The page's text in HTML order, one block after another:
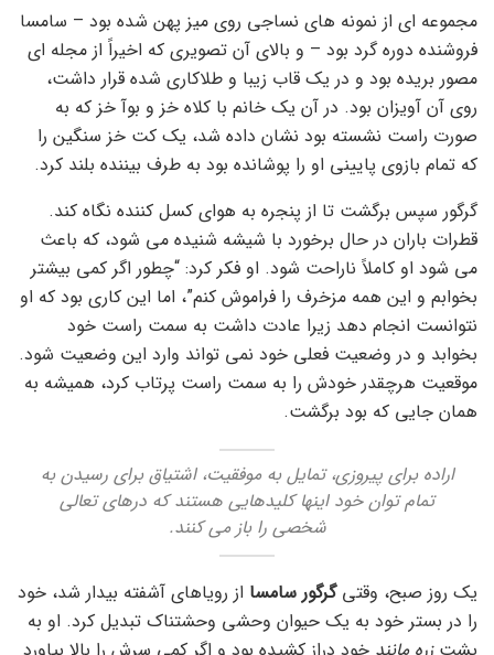
مجموعه ای از نمونه های نساجی روی میز پهن شده بود – سامسا
فروشنده دوره گرد بود – و بالای آن تصویری که اخیراً از مجله ای
مصور بریده بود و در یک قاب زیبا و طلاکاری شده قرار داشت،
روی آن آویزان بود. در آن یک خانم با کلاه خز و بوآ خز که به
صورت راست نشسته بود نشان داده شد، یک کت خز سنگین را
که تمام بازوی پایینی او را پوشانده بود به طرف بیننده بلند کرد.
گرگور سپس برگشت تا از پنجره به هوای کسل کننده نگاه کند.
قطرات باران در حال برخورد با شیشه شنیده می شود، که باعث
می شود او کاملاً ناراحت شود. او فکر کرد: “چطور اگر کمی بیشتر
بخوابم و این همه مزخرف را فراموش کنم”، اما این کاری بود که او
نتوانست انجام دهد زیرا عادت داشت به سمت راست خود
بخوابد و در وضعیت فعلی خود نمی تواند وارد این وضعیت شود.
موقعیت هرچقدر خودش را به سمت راست پرتاب کرد، همیشه به
همان جایی که بود برگشت.
اراده برای پیروزی، تمایل به موفقیت، اشتیاق برای رسیدن به
تمام توان خود اینها کلیدهایی هستند که درهای تعالی
شخصی را باز می کنند.
یک روز صبح، وقتیگرگور سامسا از رویاهای آشفته بیدار شد، خود
را در بستر خود به یک حیوان وحشی وحشتناک تبدیل کرد. او به